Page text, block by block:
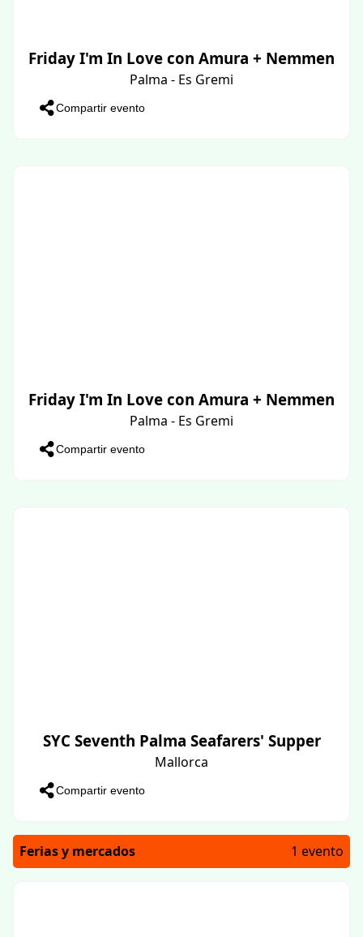
Friday I'm In Love con Amura + Nemmen
Palma - Es Gremi
Compartir evento
Friday I'm In Love con Amura + Nemmen
Palma - Es Gremi
Compartir evento
SYC Seventh Palma Seafarers' Supper
Mallorca
Compartir evento
Ferias y mercados 1 evento